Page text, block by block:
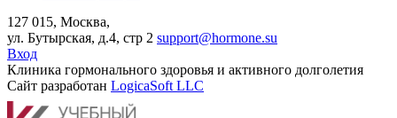
127 015, Москва,
ул. Бутырская, д.4, стр 2 support@hormone.su
Вход
Клиника гормонального здоровья и активного долголетия
Сайт разработан LogicaSoft LLC